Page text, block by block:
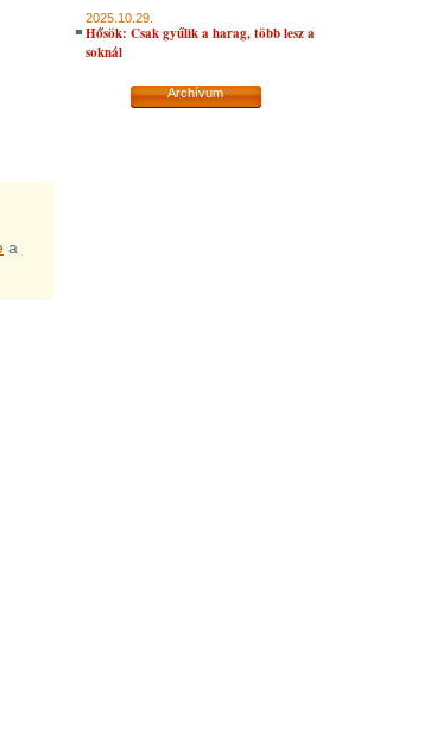
a
2025.10.29.
Hősök: Csak gyűlik a harag, több lesz a
soknál
Archívum